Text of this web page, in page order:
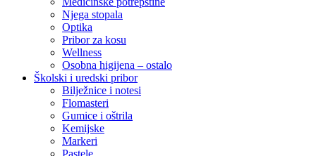
Njega stopala
Optika
Pribor za kosu
Wellness
Osobna higijena – ostalo
Školski i uredski pribor
Bilježnice i notesi
Flomasteri
Gumice i oštrila
Kemijske
Markeri
Pastele